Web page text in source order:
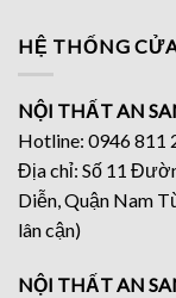
HỆ THỐNG
NỘI THẤT AN
Hotline: 0946 811
Địa chỉ: Số 11
Diễn, Quận Nam
lân cận)
NỘI THẤT AN